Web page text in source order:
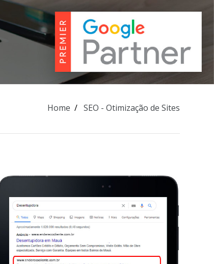
Home SEO - Otimização de Sites